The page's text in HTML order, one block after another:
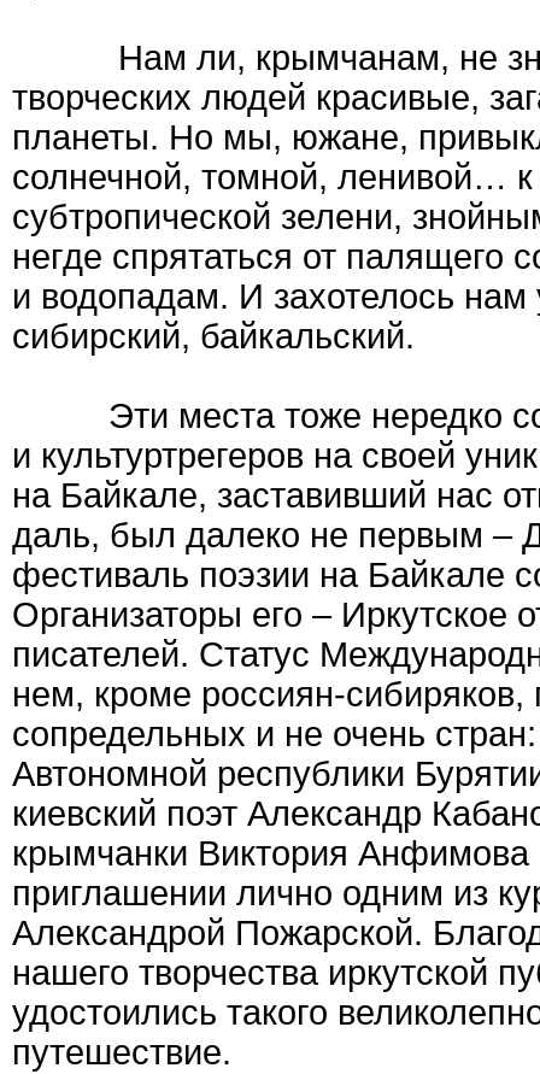
Нам ли, крымчанам, не
творческих людей красивые,
планеты. Но мы, южане,
солнечной, томной, ленивой…
субтропической зелени,
негде спрятаться от
и водопадам. И захотелось нам
сибирский, байкальский.
Эти места тоже нередко
и культуртрегеров на своей
на Байкале, заставивший нас
даль, был далеко не первым –
фестиваль поэзии на Байкале
Организаторы его – Иркутское
писателей. Статус
нем, кроме россиян-сибиряков,
сопредельных и не очень
Автономной республики
киевский поэт Александр
крымчанки Виктория
приглашении лично одним из
Александрой Пожарской.
нашего творчества иркутской
удостоились такого
путешествие.